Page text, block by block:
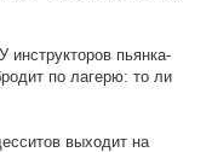
пьянка-
по лагерю: то ли
выходит на